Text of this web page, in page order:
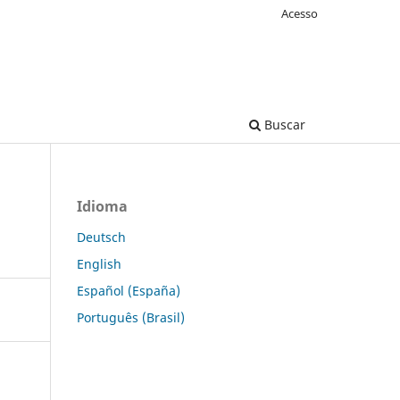
Buscar
Acesso
Idioma
Deutsch
English
Español (España)
Português (Brasil)